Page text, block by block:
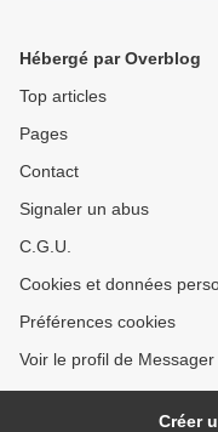
Hébergé par Overblog
Top articles
Pages
Contact
Signaler un abus
C.G.U.
Cookies et données
Préférences cookies
Voir le profil de
Créer